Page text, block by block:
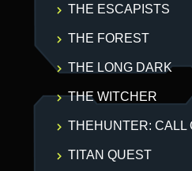
THE ESCAPISTS
THE FOREST
THE LONG DARK
THE WITCHER
THEHUNTER: CALL
TITAN QUEST